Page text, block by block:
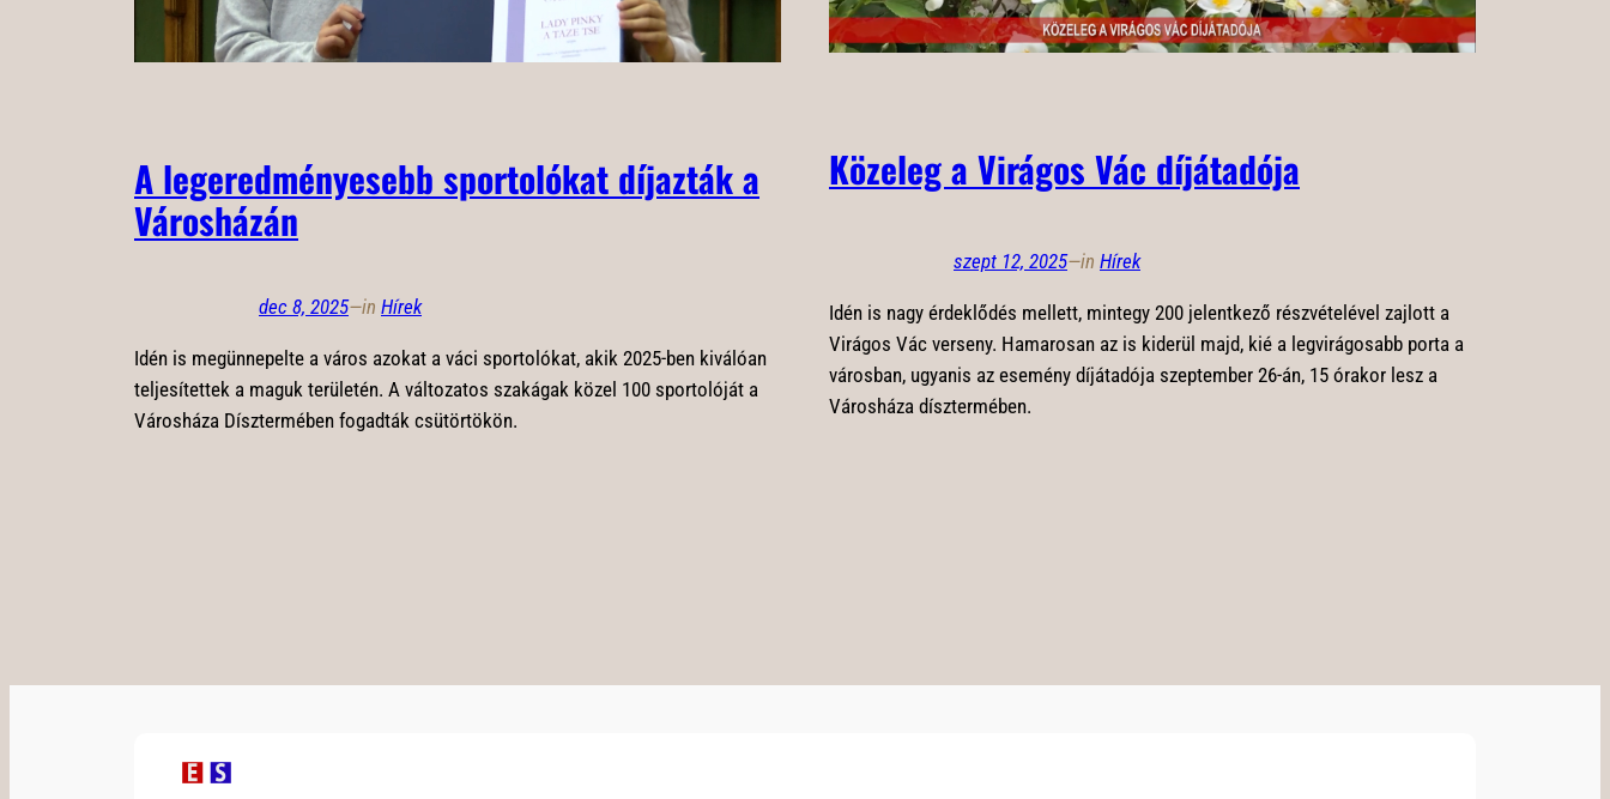
A legeredményesebb sportolókat díjazták a
Városházán
dec 8, 2025—in Hírek
Idén is megünnepelte a város azokat a váci sportolókat, akik 2025-ben kiválóan
teljesítettek a maguk területén. A változatos szakágak közel 100 sportolóját a
Városháza Dísztermében fogadták csütörtökön.
Közeleg a Virágos Vác díjátadója
szept 12, 2025—in Hírek
Idén is nagy érdeklődés mellett, mintegy 200 jelentkező részvételével zajlott a
Virágos Vác verseny. Hamarosan az is kiderül majd, kié a legvirágosabb porta a
városban, ugyanis az esemény díjátadója szeptember 26-án, 15 órakor lesz a
Városháza dísztermében.